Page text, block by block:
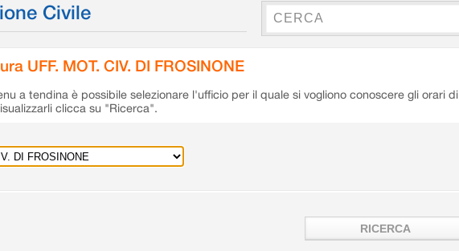
Civile
UFF. MOT. CIV. DI FROSINONE
a tendina è possibile selezionare l'ufficio per il quale si vogliono conoscere gli orari di
clicca su "Ricerca".